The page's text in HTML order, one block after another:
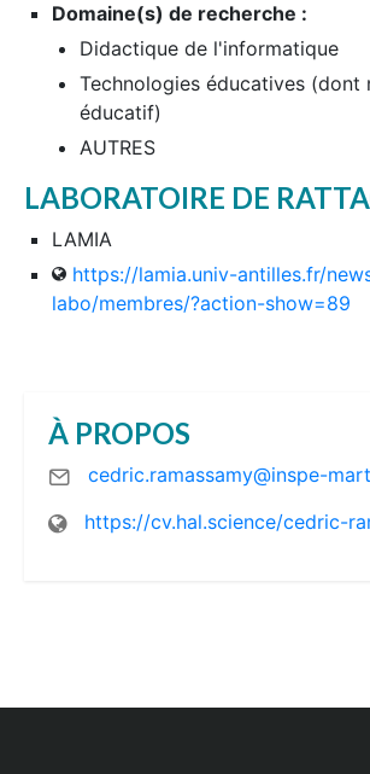
Domaine(s) de recherche :
Didactique de l'informatique
Technologies éducatives (dont
éducatif)
AUTRES
LABORATOIRE DE
LAMIA
https://lamia.univ-antilles.fr/
labo/membres/?action-show=89
À PROPOS
cedric.ramassamy@inspe-
https://cv.hal.science/cedric-